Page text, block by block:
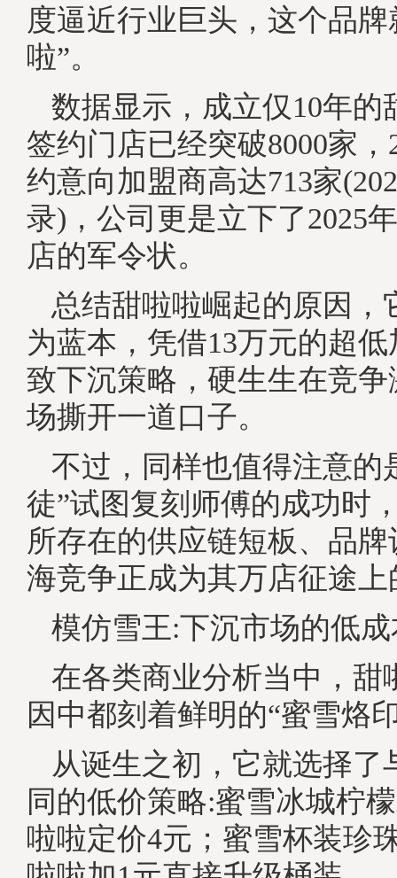
度逼近行业巨头，这个品牌
啦”。
数据显示，成立仅10年的
签约门店已经突破8000家，
约意向加盟商高达713家
录)，公司更是立下了2025
店的军令状。
总结甜啦啦崛起的原因，
为蓝本，凭借13万元的超
致下沉策略，硬生生在竞
场撕开一道口子。
不过，同样也值得注意的
徒”试图复刻师傅的成功时
所存在的供应链短板、品
海竞争正成为其万店征途
模仿雪王:下沉市场的低
在各类商业分析当中，甜
因中都刻着鲜明的“蜜雪烙
从诞生之初，它就选择了
同的低价策略:蜜雪冰城柠
啦啦定价4元；蜜雪杯装珍